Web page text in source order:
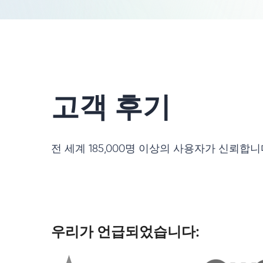
고객 후기
전 세계 185,000명 이상의 사용자가 신뢰합니
우리가 언급되었습니다: